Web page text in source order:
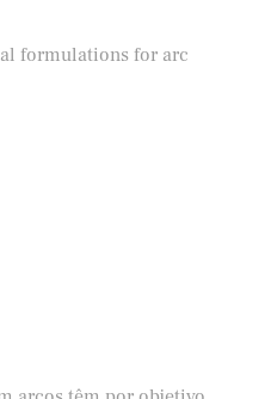
formulations for arc